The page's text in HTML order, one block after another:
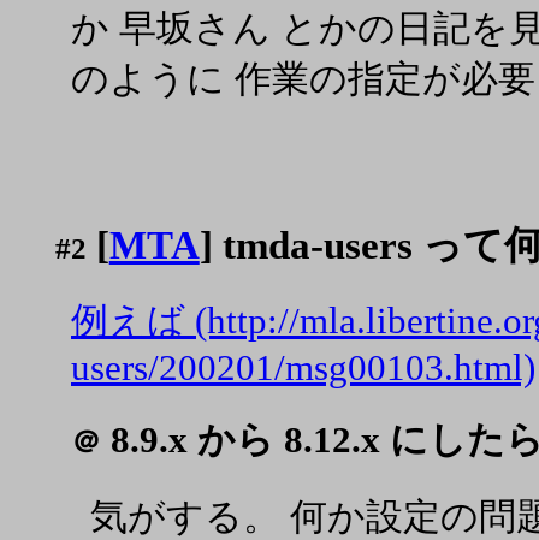
か 早坂さん とかの日記を
のように 作業の指定が必
#2 [MTA] tmda-users って
例えば (http://
users/200201/msg00103.html)
＠ 8.9.x から 8.12.x にした
気がする。 何か設定の問